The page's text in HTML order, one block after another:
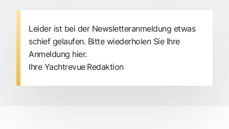
Leider ist bei der Newsletteranmeldung etwas
schief gelaufen. Bitte wiederholen Sie Ihre
Anmeldung hier.
Ihre Yachtrevue Redaktion